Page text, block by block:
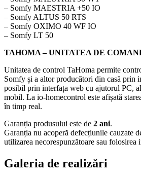
– Somfy MAESTRIA +50 IO
– Somfy ALTUS 50 RTS
– Somfy OXIMO 40 WF IO
– Somfy LT 50
TAHOMA – UNITATEA DE
Unitatea de control TaHoma permite
Somfy și a altor producători din casă prin
posibil prin interfața web cu ajutorul PC,
mobil. La io-homecontrol este afișată
în timp real.
Garanția produsului este de 2 ani.
Garanția nu acoperă defecțiunile cauzate
utilizarea necorespunzătoare sau
Galeria de realizări